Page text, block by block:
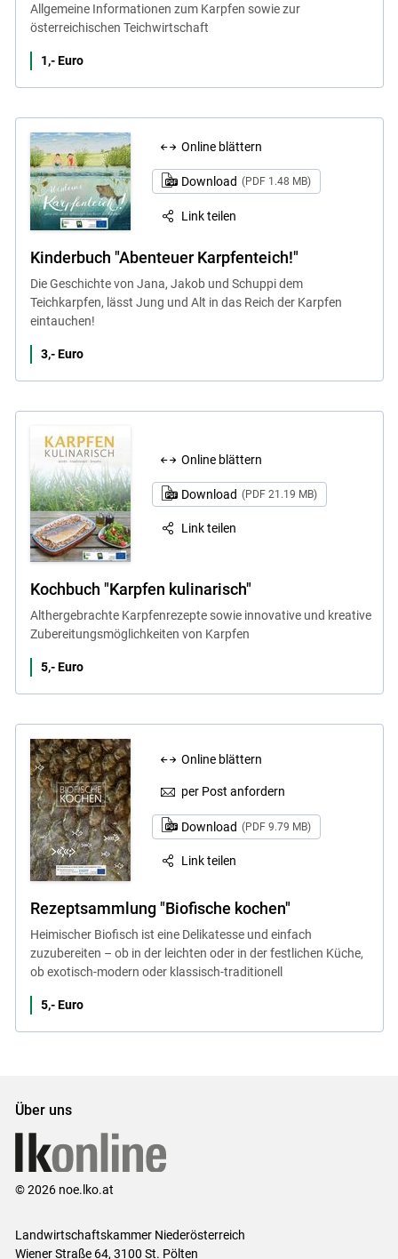
Allgemeine Informationen zum Karpfen sowie zur
österreichischen Teichwirtschaft
1,- Euro
Online blättern
Download (PDF 1.48 MB)
Link teilen
Kinderbuch "Abenteuer Karpfenteich!"
Die Geschichte von Jana, Jakob und Schuppi dem
Teichkarpfen, lässt Jung und Alt in das Reich der Karpfen
eintauchen!
3,- Euro
Online blättern
Download (PDF 21.19 MB)
Link teilen
Kochbuch "Karpfen kulinarisch"
Althergebrachte Karpfenrezepte sowie innovative und kreative
Zubereitungsmöglichkeiten von Karpfen
5,- Euro
Online blättern
per Post anfordern
Download (PDF 9.79 MB)
Link teilen
Rezeptsammlung "Biofische kochen"
Heimischer Biofisch ist eine Delikatesse und einfach
zuzubereiten – ob in der leichten oder in der festlichen Küche,
ob exotisch-modern oder klassisch-traditionell
5,- Euro
Über uns
© 2026 noe.lko.at
Landwirtschaftskammer Niederösterreich
Wiener Straße 64, 3100 St. Pölten